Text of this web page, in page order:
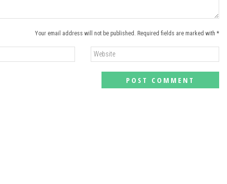
Your email address will not be published. Required fields are marked with *